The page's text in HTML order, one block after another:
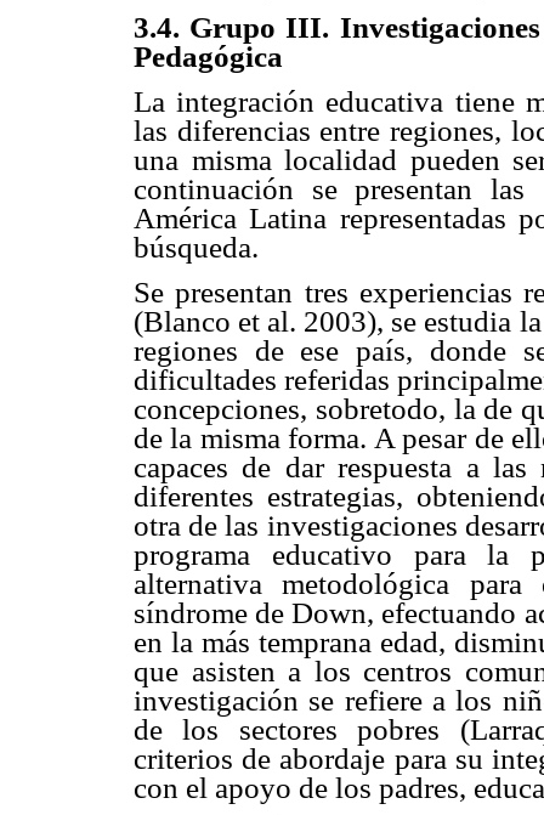
3.4. Grupo III.
Pedagógica
La integración educativa tiene
las diferencias entre regiones,
una misma localidad pueden
continuación se presentan
América Latina representadas
búsqueda.
Se presentan tres experiencias
(Blanco et al. 2003), se estudia
regiones de ese país, donde
dificultades referidas
concepciones, sobretodo, la de
de la misma forma. A pesar de
capaces de dar respuesta a
diferentes estrategias,
otra de las investigaciones
programa educativo para la
alternativa metodológica
síndrome de Down, efectuando
en la más temprana edad,
que asisten a los centros
investigación se refiere a los
de los sectores pobres
criterios de abordaje para su
con el apoyo de los padres,